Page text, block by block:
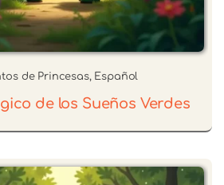
de Princesas, Español
de los Sueños Verdes